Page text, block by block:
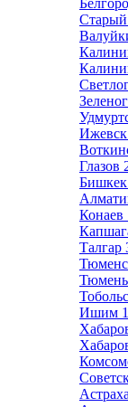
Ижевск
Глазов
Бишкек
Конаев
Талгар
Тюмень
Ишим 1